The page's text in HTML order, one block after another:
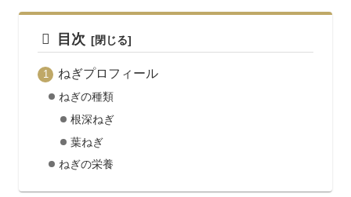
目次
ねぎプロフィール
ねぎの種類
根深ねぎ
葉ねぎ
ねぎの栄養